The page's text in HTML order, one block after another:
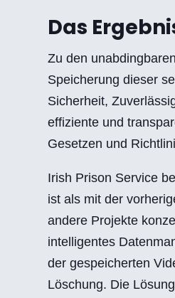
Das
Zu den
Speicherung dieser
Sicherheit,
effiziente und
Gesetzen und
Irish Prison Service
ist als mit der
andere Projekte
intelligentes
der gespeicherten
Löschung. Die